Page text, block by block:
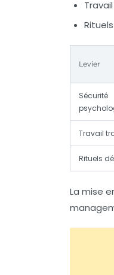
Levier
Sécurité
Travail
Rituels
La mise